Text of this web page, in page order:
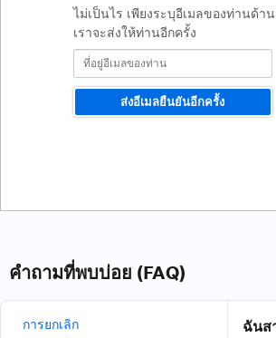
ไม่เป็นไร เพียงระบุอีเมลของท่านด้า
เราจะส่งให้ท่านอีกครั้ง
อีเมล
ส่งอีเมลยืนยันอีกครั้ง
คำถามที่พบบ่อย (FAQ)
การยกเลิก
ฉันส